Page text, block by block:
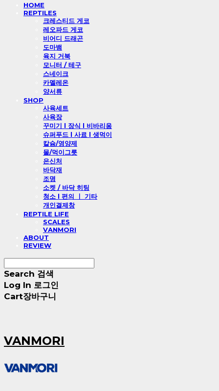
HOME
REPTILES
크레스티드 게코
레오파드 게코
비어디 드래곤
도마뱀
육지 거북
모니터 / 테구
스네이크
카멜레온
양서류
SHOP
사육세트
사육장
꾸미기 l 장식 l 비바리움
슈퍼푸드 l 사료 l 생먹이
칼슘/영양제
물/먹이그릇
은신처
바닥재
조명
소켓 / 바닥 히팅
청소 l 편의 ㅣ 기타
개인결제창
REPTILE LIFE
SCALES
VANMORI
ABOUT
REVIEW
Search 검색
Log In 로그인
Cart장바구니
VANMORI